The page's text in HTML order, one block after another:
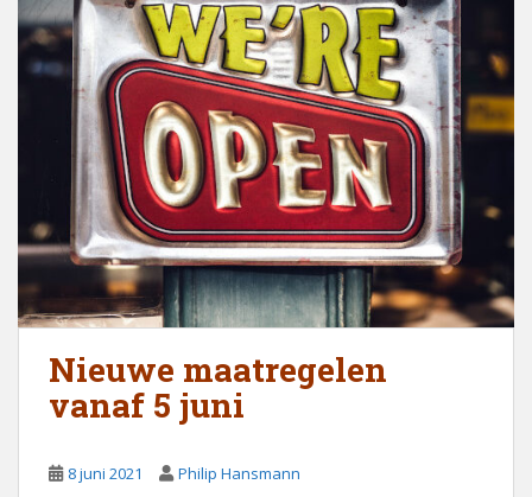
Nieuwe maatregelen
vanaf 5 juni
8 juni 2021 Philip Hansmann